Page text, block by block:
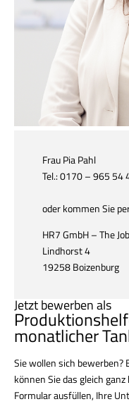
Frau Pia Pahl
Tel.: 0170 – 965 54
oder kommen Sie
HR7 GmbH – The
Lindhorst 4
19258 Boizenburg
Jetzt bewerben als
monatlicher
Sie wollen sich bewerben?
können Sie das gleich
Formular ausfüllen, Ihre